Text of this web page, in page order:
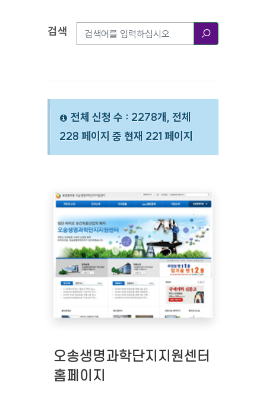
검색옵션
검색
전체 신청 수 : 2278개, 전체
228 페이지 중 현재 221 페이지
오송생명과학단지지원센터
홈페이지